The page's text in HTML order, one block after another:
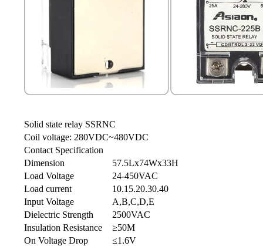
Solid state relay SSRNC
Coil voltage: 280VDC~480VDC
Contact Specification
Dimension
57.5Lx74Wx33H
Load Voltage
24-450VAC
Load current
10.15.20.30.40
Input Voltage
A,B,C,D,E
Dielectric Strength
2500VAC
Insulation Resistance
≥50M
On Voltage Drop
≤1.6V